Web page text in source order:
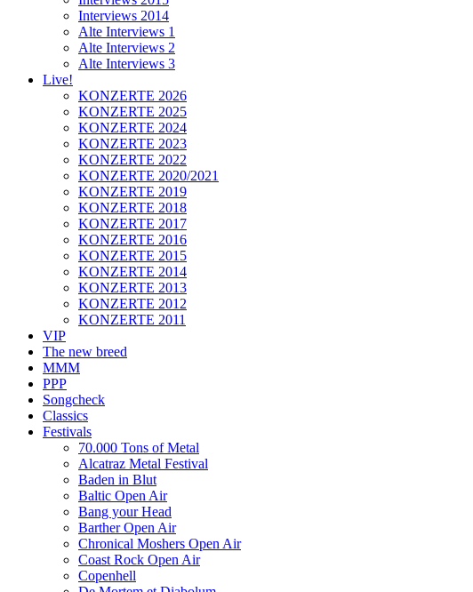
Interviews 2014
Alte Interviews 1
Alte Interviews 2
Alte Interviews 3
Live!
KONZERTE 2026
KONZERTE 2025
KONZERTE 2024
KONZERTE 2023
KONZERTE 2022
KONZERTE 2020/2021
KONZERTE 2019
KONZERTE 2018
KONZERTE 2017
KONZERTE 2016
KONZERTE 2015
KONZERTE 2014
KONZERTE 2013
KONZERTE 2012
KONZERTE 2011
VIP
The new breed
MMM
PPP
Songcheck
Classics
Festivals
70.000 Tons of Metal
Alcatraz Metal Festival
Baden in Blut
Baltic Open Air
Bang your Head
Barther Open Air
Chronical Moshers Open Air
Coast Rock Open Air
Copenhell